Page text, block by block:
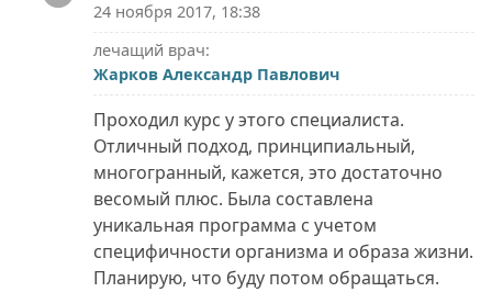
24 ноября 2017, 18:38
лечащий врач:
Жарков Александр Павлович
Проходил курс у этого специалиста.
Отличный подход, принципиальный,
многогранный, кажется, это достаточно
весомый плюс. Была составлена
уникальная программа с учетом
специфичности организма и образа жизни.
Планирую, что буду потом обращаться.